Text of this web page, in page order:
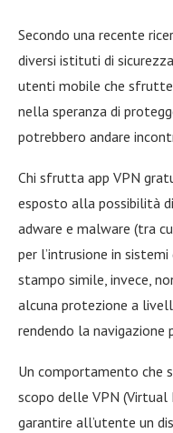
Secondo una recente
diversi istituti di
utenti mobile che
nella speranza di
potrebbero andare
Chi sfrutta app VPN
esposto alla possibilità
adware e malware (tra
per l’intrusione in
stampo simile, invece,
alcuna protezione a
rendendo la navigazione
Un comportamento che
scopo delle VPN
garantire all’utente un